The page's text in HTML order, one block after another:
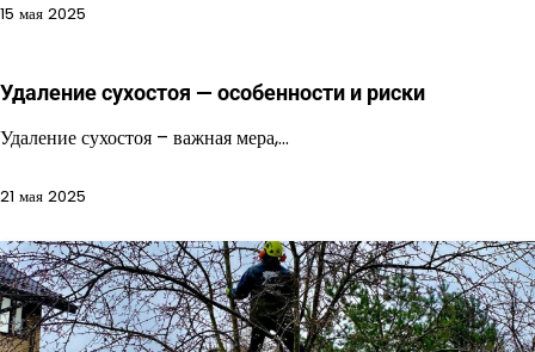
15 мая 2025
Удаление сухостоя — особенности и риски
Удаление сухостоя – важная мера,…
21 мая 2025